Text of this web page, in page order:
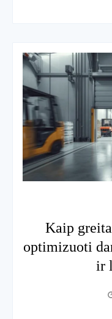
Kaip
optimizuoti
ir